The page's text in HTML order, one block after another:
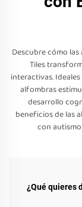
Descubre cómo
Tiles
interactivas.
alfombras
desarrollo
beneficios de las
con
¿Qué quieres